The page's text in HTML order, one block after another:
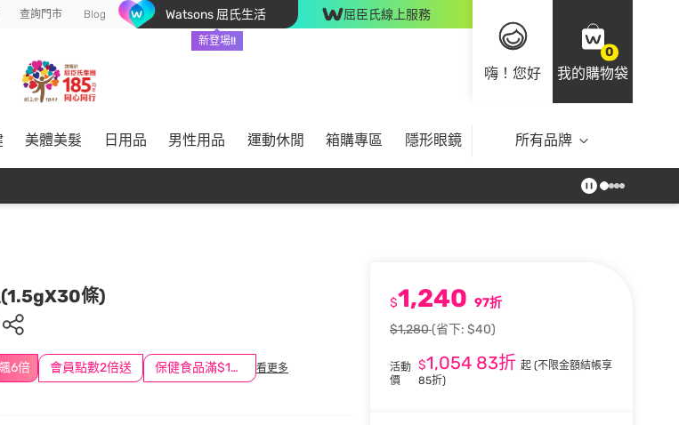
查詢門市 Blog Watsons 屈氏生活
新登場!!
屈臣氏線上服務
嗨！您好
0
我的購物袋
美體美髮 日用品 男性用品 運動休閒 箱購專區 隱形眼鏡 所有品牌
(1.5gX30條)
6倍 會員點數2倍送 保健食品滿$1200送$100 看更多
$1,240 97折
$1,280(省下: $40)
活動
價
$1,05483折 起 (不限金額結帳享
85折)